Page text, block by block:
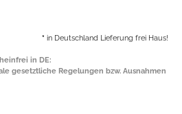
* in Deutschland Lieferung frei Haus!
in DE:
gesetztliche Regelungen bzw. Ausnahmen